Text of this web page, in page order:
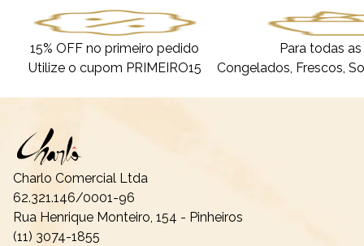
15% OFF no primeiro pedido
Utilize o cupom PRIMEIRO15
Para todas
Congelados, Frescos,
Charlo Comercial Ltda
62.321.146/0001-96
Rua Henrique Monteiro, 154 - Pinheiros
(11) 3074-1855